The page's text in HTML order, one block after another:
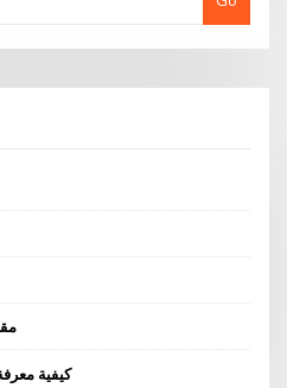
كيفية